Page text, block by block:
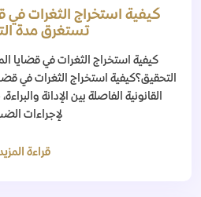
كيفية استخراج الثغرات في
تستغرق مدة
كيفية استخراج الثغرات في قضايا
التحقيق؟كيفية استخراج الثغرات في
القانونية الفاصلة بين الإدانة
لإجراءات
قراءة